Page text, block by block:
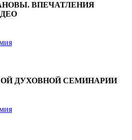
ВПЕЧАТЛЕНИЯ
ДУХОВНОЙ СЕМИНАРИИ